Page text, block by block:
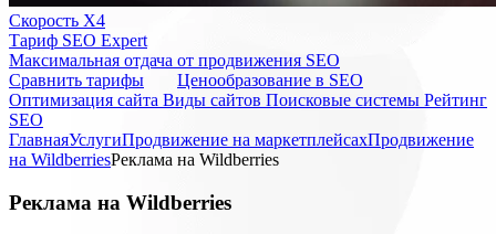
Скорость Х4
Тариф SEO Expert
Максимальная отдача от продвижения SEO
Cравнить тарифы
Ценообразование в SEO
Оптимизация сайта Виды сайтов Поисковые системы Рейтинг
SEO
ГлавнаяУслугиПродвижение на маркетплейсахПродвижение
на WildberriesРеклама на Wildberries
Реклама на Wildberries